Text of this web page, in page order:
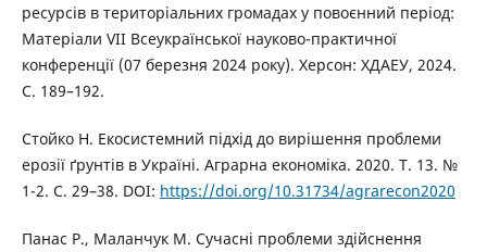
ресурсів в територіальних громадах у повоєнний період:
Матеріали VІІ Всеукраїнської науково-практичної
конференції (07 березня 2024 року). Херсон: ХДАЕУ, 2024.
С. 189–192.
Стойко Н. Екосистемний підхід до вирішення проблеми
ерозії ґрунтів в Україні. Аграрна економіка. 2020. Т. 13. №
1-2. С. 29–38. DOI: https://doi.org/10.31734/agrarecon2020
Панас Р., Маланчук М. Сучасні проблеми здійснення